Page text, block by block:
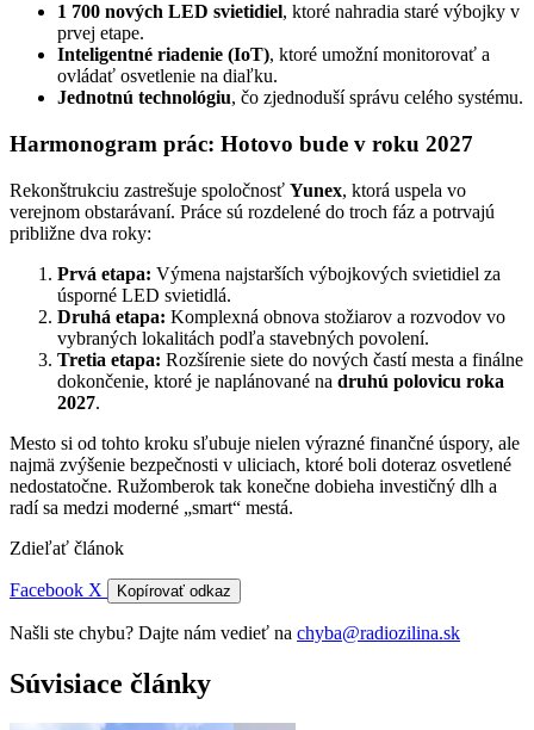
1 700 nových LED svietidiel, ktoré nahradia staré výbojky v
prvej etape.
Inteligentné riadenie (IoT), ktoré umožní monitorovať a
ovládať osvetlenie na diaľku.
Jednotnú technológiu, čo zjednoduší správu celého systému.
Harmonogram prác: Hotovo bude v roku 2027
Rekonštrukciu zastrešuje spoločnosť Yunex, ktorá uspela vo
verejnom obstarávaní. Práce sú rozdelené do troch fáz a potrvajú
približne dva roky:
Prvá etapa: Výmena najstarších výbojkových svietidiel za
úsporné LED svietidlá.
Druhá etapa: Komplexná obnova stožiarov a rozvodov vo
vybraných lokalitách podľa stavebných povolení.
Tretia etapa: Rozšírenie siete do nových častí mesta a finálne
dokončenie, ktoré je naplánované na druhú polovicu roka
2027.
Mesto si od tohto kroku sľubuje nielen výrazné finančné úspory, ale
najmä zvýšenie bezpečnosti v uliciach, ktoré boli doteraz osvetlené
nedostatočne. Ružomberok tak konečne dobieha investičný dlh a
radí sa medzi moderné „smart“ mestá.
Zdieľať článok
Facebook X Kopírovať odkaz
Našli ste chybu? Dajte nám vedieť na chyba@radiozilina.sk
Súvisiace články